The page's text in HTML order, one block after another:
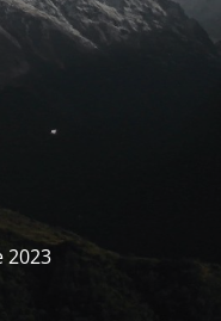
2023